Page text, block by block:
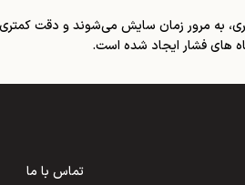
به مرور زمان سایش می‌شوند و دقت
های فشار ایجاد شده است.
تماس با ما